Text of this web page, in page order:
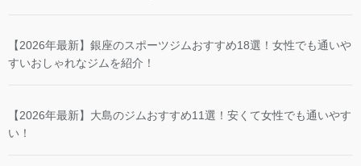
【2026年最新】銀座のスポーツジムおすすめ18選！女性でも通いや
すいおしゃれなジムを紹介！
【2026年最新】大島のジムおすすめ11選！安くて女性でも通いやす
い！